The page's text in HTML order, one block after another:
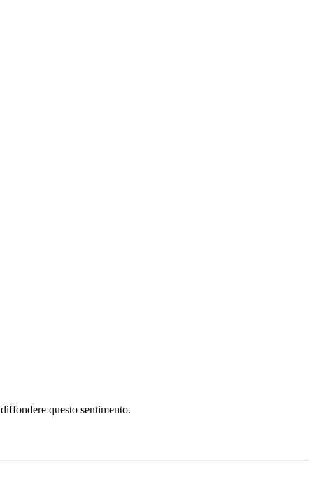
questo sentimento.